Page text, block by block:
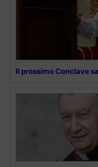
Il prossimo Conclave